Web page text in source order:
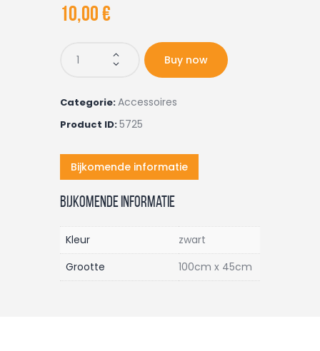
10,00€
Buy now
Categorie:Accessoires
Product ID:5725
Bijkomende informatie
Bijkomende informatie
Kleur
zwart
Grootte
100cm x 45cm